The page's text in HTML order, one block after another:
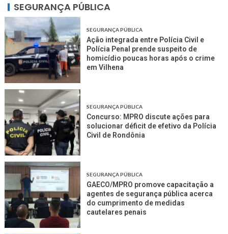
SEGURANÇA PÚBLICA
SEGURANÇA PÚBLICA
Ação integrada entre Polícia Civil e
Polícia Penal prende suspeito de
homicídio poucas horas após o crime
em Vilhena
SEGURANÇA PÚBLICA
Concurso: MPRO discute ações para
solucionar déficit de efetivo da Polícia
Civil de Rondônia
SEGURANÇA PÚBLICA
GAECO/MPRO promove capacitação a
agentes de segurança pública acerca
do cumprimento de medidas
cautelares penais